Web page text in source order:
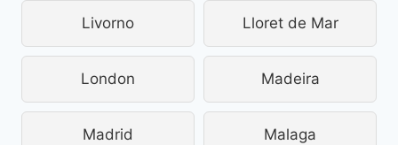
Livorno Lloret de Mar
London Madeira
Madrid Malaga